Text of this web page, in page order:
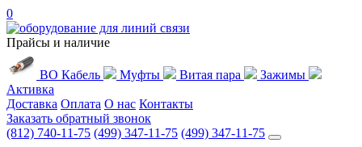
0
Прайсы и наличие
ВО Кабель Муфты Витая пара
Зажимы
Активка
Доставка Оплата О нас Контакты
Заказать обратный звонок
(812) 740-11-75 (499) 347-11-75 (499) 347-11-75